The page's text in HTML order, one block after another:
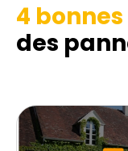
4
des